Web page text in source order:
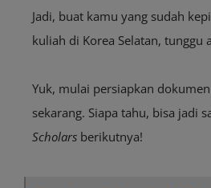
Jadi, buat kamu yang sudah
kuliah di Korea Selatan, tunggu
Yuk, mulai persiapkan
sekarang. Siapa tahu, bisa jadi
Scholars berikutnya!